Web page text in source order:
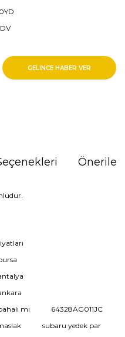
GELİNCE HABER VER
ve diğer
ederiz.
mı
64328AG011JC
subaru yedek par